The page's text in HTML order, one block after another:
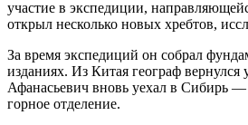
участие в экспедиции,
открыл несколько новых хребтов,
За время экспедиций он собрал
изданиях. Из Китая географ
Афанасьевич вновь уехал в Сибирь —
горное отделение.